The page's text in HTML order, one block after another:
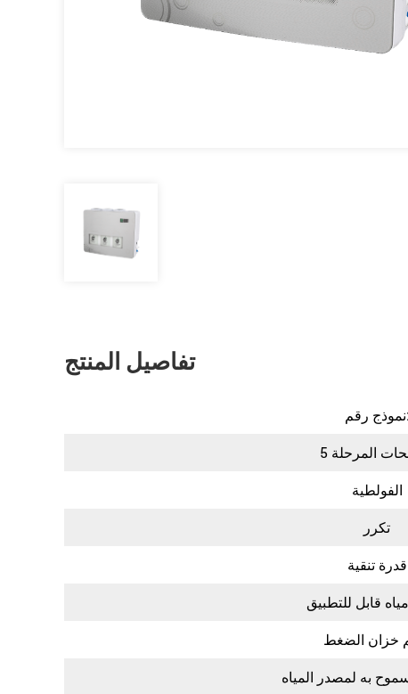
تفاصيل المنتج
نموذج رقم:
المرحلة 5
الفولطية
تكرر
قدرة تنقية
قابل للتطبيق
خزان الضغط
به لمصدر المياه